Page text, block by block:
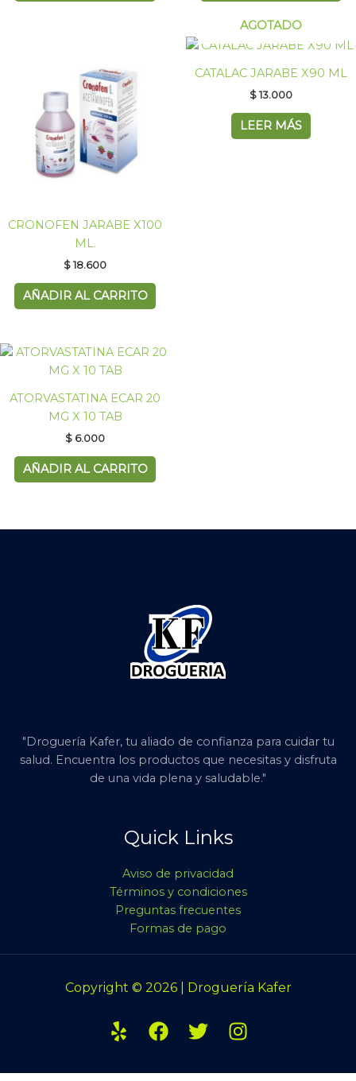
CRONOFEN JARABE X100
ML.
$18.600
AÑADIR AL CARRITO
AGOTADO
CATALAC JARABE X90 ML
$13.000
LEER MÁS
ATORVASTATINA ECAR 20
MG X 10 TAB
$ 6.000
AÑADIR AL CARRITO
"Droguería Kafer, tu aliado de confianza para cuidar tu
salud. Encuentra los productos que necesitas y disfruta
de una vida plena y saludable."
Quick Links
Aviso de privacidad
Términos y condiciones
Preguntas frecuentes
Formas de pago
Copyright © 2026 | Droguería Kafer